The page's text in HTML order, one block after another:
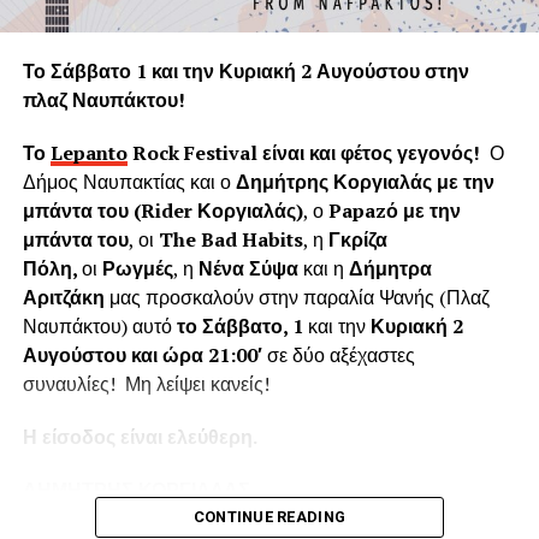
Η «Εφορεία Αρχαιοτήτων Αιτωλοακαρνανίας και
Λευκάδας» υποστηρίζει ψευδώς ότι τα δέντρα που
κόπηκαν δημιουργούσαν προβλήματα στο τείχος του
ενετικού κάστρου. Όμως τα δέντρα του κάστρου
προέρχονται από τις δεντροφυτεύσεις που έγιναν
νομίμως από το 1914 έως το 1939 (έγκριση από το
Υπουργείο Εσωτερικών και κατόπιν από το Υπουργείο
Γεωργίας υπό την γραμματεία του Ιωάννη Μπρικόλα) και
βρίσκονται σε απόσταση ασφαλείας από τα τείχη.
Συνεπώς πολλά από τα δέντρα έχουν ηλικία άνω των 100
ετών χωρίς να έχει αναφερθεί κάποιο πρόβλημα στη
στατικότητα των τειχών που να οφείλεται στην πλήρη
ανάπτυξη του ριζικού συστήματος. Το Δασαρχείο
Ναυπάκτου βεβαιώνει ότι δεν υπάρχει σχετική μελέτη ούτε
Επίσης εντός του κάστρου υπάρχει σύγχρονο σύστημα
Το Σάββατο 1 και την Κυριακή 2 Αυγούστου στην
πλαζ Ναυπάκτου!
ΤοLepantoRockFestivalείναι και φέτος γεγονός! Ο
Δήμος Ναυπακτίας και οΔημήτρης Κοργιαλάς με την
μπάντα του (RiderΚοργιαλάς), οPapazό με την
μπάντα του, οι The Bad Habits, η Γκρίζα
Πόλη,οι Ρωγμές, η Νένα Σύψακαι η Δήμητρα
Αριτζάκη μας προσκαλούν στην παραλία Ψανής (Πλαζ
Ναυπάκτου) αυτότο Σάββατο, 1 και τηνΚυριακή 2
Αυγούστου και ώρα 21:00′σε δύο αξέχαστες
συναυλίες! Μη λείψει κανείς!
Η είσοδος είναι ελεύθερη.
ΔΗΜΗΤΡΗΣ ΚΟΡΓΙΑΛΑΣ
CONTINUE READING